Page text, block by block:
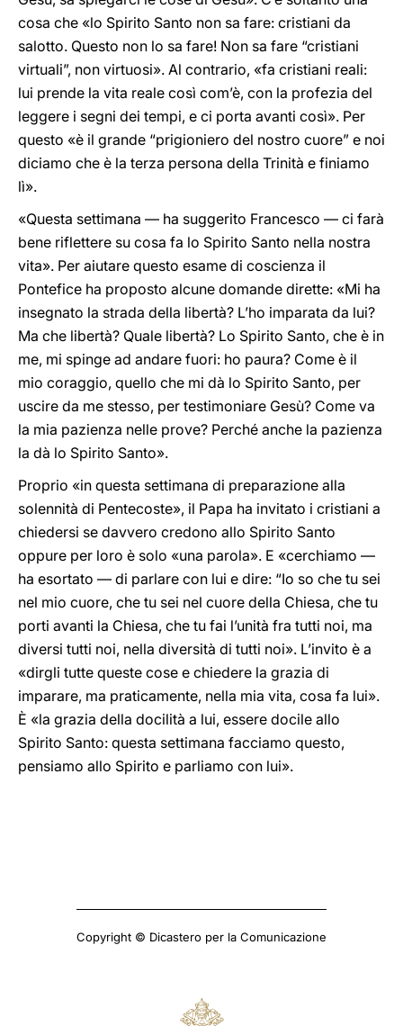
cosa che «lo Spirito Santo non sa fare: cristiani da
salotto. Questo non lo sa fare! Non sa fare “cristiani
virtuali”, non virtuosi». Al contrario, «fa cristiani reali:
lui prende la vita reale così com’è, con la profezia del
leggere i segni dei tempi, e ci porta avanti così». Per
questo «è il grande “prigioniero del nostro cuore” e noi
diciamo che è la terza persona della Trinità e finiamo
lì».
«Questa settimana — ha suggerito Francesco — ci farà
bene riflettere su cosa fa lo Spirito Santo nella nostra
vita». Per aiutare questo esame di coscienza il
Pontefice ha proposto alcune domande dirette: «Mi ha
insegnato la strada della libertà? L’ho imparata da lui?
Ma che libertà? Quale libertà? Lo Spirito Santo, che è in
me, mi spinge ad andare fuori: ho paura? Come è il
mio coraggio, quello che mi dà lo Spirito Santo, per
uscire da me stesso, per testimoniare Gesù? Come va
la mia pazienza nelle prove? Perché anche la pazienza
la dà lo Spirito Santo».
Proprio «in questa settimana di preparazione alla
solennità di Pentecoste», il Papa ha invitato i cristiani a
chiedersi se davvero credono allo Spirito Santo
oppure per loro è solo «una parola». E «cerchiamo —
ha esortato — di parlare con lui e dire: “Io so che tu sei
nel mio cuore, che tu sei nel cuore della Chiesa, che tu
porti avanti la Chiesa, che tu fai l’unità fra tutti noi, ma
diversi tutti noi, nella diversità di tutti noi». L’invito è a
«dirgli tutte queste cose e chiedere la grazia di
imparare, ma praticamente, nella mia vita, cosa fa lui».
È «la grazia della docilità a lui, essere docile allo
Spirito Santo: questa settimana facciamo questo,
pensiamo allo Spirito e parliamo con lui».
Copyright © Dicastero per la Comunicazione